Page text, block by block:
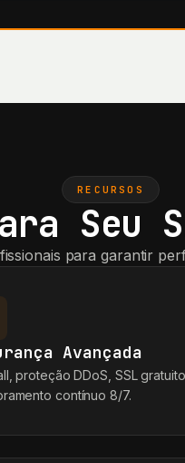
RECURSOS
Seu
para garantir
Avançada
proteção DDoS, SSL
contínuo 8/7.